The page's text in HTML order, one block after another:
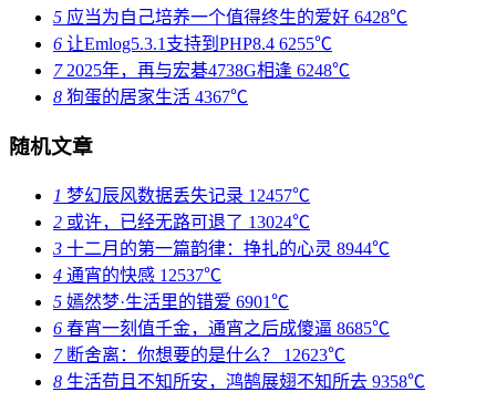
5 应当为自己培养一个值得终生的爱好 6428℃
6 让Emlog5.3.1支持到PHP8.4 6255℃
72025年，再与宏碁4738G相逢 6248℃
8 狗蛋的居家生活 4367℃
随机文章
1 梦幻辰风数据丢失记录 12457℃
2 或许，已经无路可退了 13024℃
3 十二月的第一篇韵律：挣扎的心灵 8944℃
4 通宵的快感 12537℃
5 嫣然梦·生活里的错爱 6901℃
6 春宵一刻值千金，通宵之后成傻逼 8685℃
7断舍离：你想要的是什么？ 12623℃
8 生活苟且不知所安，鸿鹄展翅不知所去 9358℃